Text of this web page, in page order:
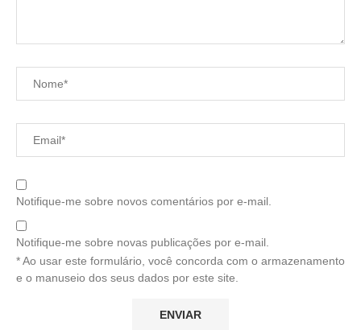
Notifique-me sobre novos comentários por e-mail.
Notifique-me sobre novas publicações por e-mail.
* Ao usar este formulário, você concorda com o armazenamento
e o manuseio dos seus dados por este site.